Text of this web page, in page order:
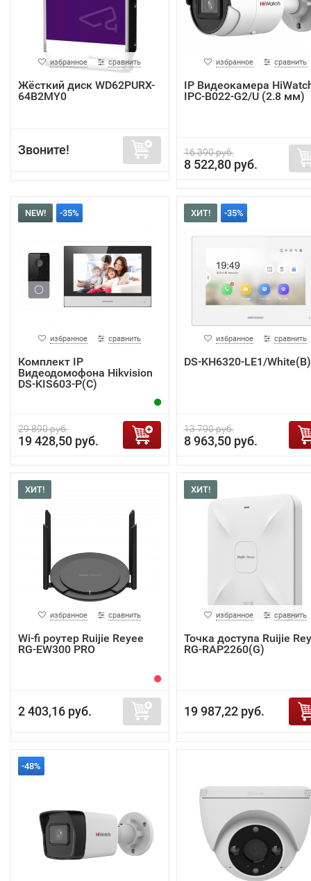
избранное сравнить
Жёсткий диск WD62PURX-
64B2MY0
Звоните!
избранное сравнить
IP Видеокамера
IPC-B022-G2/U (2.8 мм)
16 390 руб.
8 522,80 руб.
NEW! -35%
избранное сравнить
Комплект IP
Видеодомофона Hikvision
DS-KIS603-P(C)
29 890 руб.
19 428,50 руб.
ХИТ! -35%
избранное сравнить
DS-KH6320-LE1/White(B)
13 790 руб.
8 963,50 руб.
ХИТ!
избранное сравнить
Wi-fi роутер Ruijie Reyee
RG-EW300 PRO
2 403,16 руб.
ХИТ!
избранное сравнить
Точка доступа Ruijie
RG-RAP2260(G)
19 987,22 руб.
-48%